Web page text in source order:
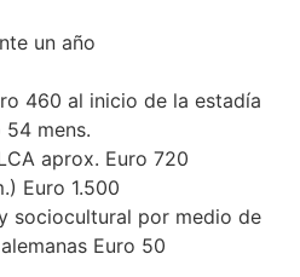
un año
460 al inicio de la estadía
mens.
aprox. Euro 720
Euro 1.500
sociocultural por medio de
Euro 50